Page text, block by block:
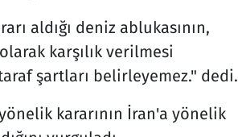
aldığı deniz ablukasının,
karşılık verilmesi
şartları belirleyemez." dedi.
kararının İran'a yönelik